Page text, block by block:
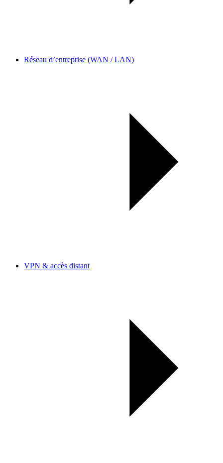
Réseau d’entreprise (WAN / LAN)
VPN & accès distant